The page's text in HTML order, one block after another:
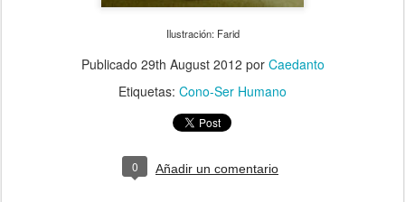
Ilustración: Farid
Publicado 29th August 2012 por Caedanto
Etiquetas: Cono-Ser Humano
0 Añadir un comentario